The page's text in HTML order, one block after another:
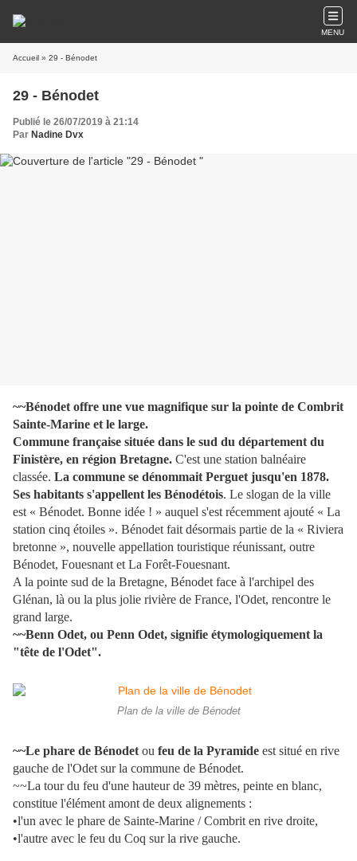
MENU
Accueil » 29 - Bénodet
29 - Bénodet
Publié le 26/07/2019 à 21:14
Par Nadine Dvx
~~Bénodet offre une vue magnifique sur la pointe de Combrit
Sainte-Marine et le large.
Commune française située dans le sud du département du
Finistère, en région Bretagne. C'est une station balnéaire
classée. La commune se dénommait Perguet jusqu'en 1878.
Ses habitants s'appellent les Bénodétois. Le slogan de la ville
est « Bénodet. Bonne idée ! » auquel s'est récemment ajouté « La
station cinq étoiles ». Bénodet fait désormais partie de la « Riviera
bretonne », nouvelle appellation touristique réunissant, outre
Bénodet, Fouesnant et La Forêt-Fouesnant.
A la pointe sud de la Bretagne, Bénodet face à l'archipel des
Glénan, là ou la plus jolie rivière de France, l'Odet, rencontre le
grand large.
~~Benn Odet, ou Penn Odet, signifie étymologiquement la
"tête de l'Odet".
Plan de la ville de Bénodet
~~Le phare de Bénodet ou feu de la Pyramide est situé en rive
gauche de l'Odet sur la commune de Bénodet.
~~La tour du feu d'une hauteur de 39 mètres, peinte en blanc,
constitue l'élément amont de deux alignements :
•l'un avec le phare de Sainte-Marine / Combrit en rive droite,
•l'autre avec le feu du Coq sur la rive gauche.